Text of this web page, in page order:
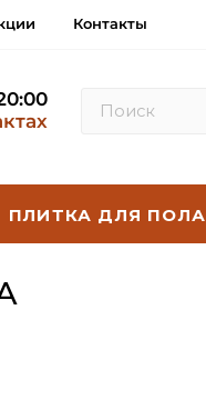
Контакты
ПЛИТКА ДЛЯ ПОЛА